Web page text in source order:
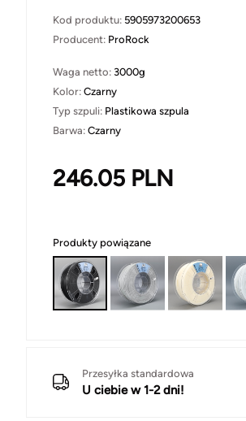
Kod produktu: 5905973200653
Producent: ProRock
Waga netto: 3000g
Kolor: Czarny
Typ szpuli: Plastikowa szpula
Barwa: Czarny
246.05 PLN
Produkty powiązane
Przesyłka standardowa
U ciebie w 1-2 dni!